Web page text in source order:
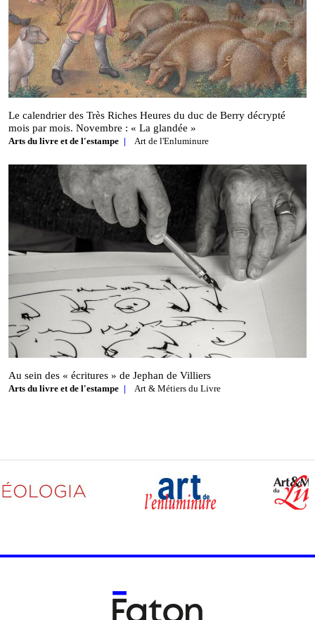
Le calendrier des Très Riches Heures du duc de Berry décrypté
mois par mois. Novembre : « La glandée »
Arts du livre et de l'estampe Art de l'Enluminure
Au sein des « écritures » de Jephan de Villiers
Arts du livre et de l'estampe Art & Métiers du Livre